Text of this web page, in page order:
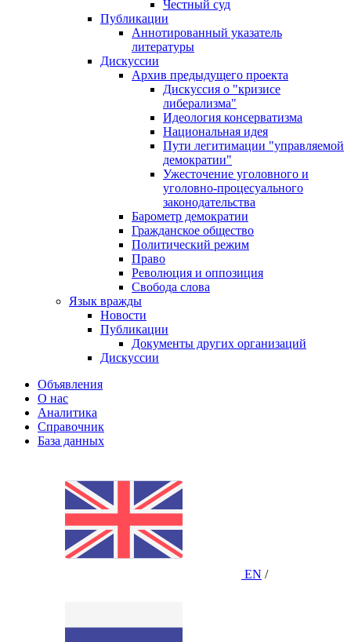
Честный суд
Публикации
Аннотированный указатель
литературы
Дискуссии
Архив предыдущего проекта
Дискуссия о "кризисе
либерализма"
Идеология консерватизма
Национальная идея
Пути легитимации "управляемой
демократии"
Ужесточение уголовного и
уголовно-процесуального
законодательства
Барометр демократии
Гражданское общество
Политический режим
Право
Революция и оппозиция
Свобода слова
Язык вражды
Новости
Публикации
Документы других организаций
Дискуссии
Объявления
О нас
Аналитика
Справочник
База данных
EN /